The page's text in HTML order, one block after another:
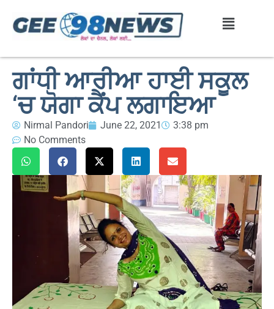
ਗਾਂਧੀ ਆਰੀਆ ਹਾਈ ਸਕੂਲ
‘ਚ ਯੋਗਾ ਕੈਂਪ ਲਗਾਇਆ
Nirmal Pandori June 22, 2021
3:38 pm
No Comments